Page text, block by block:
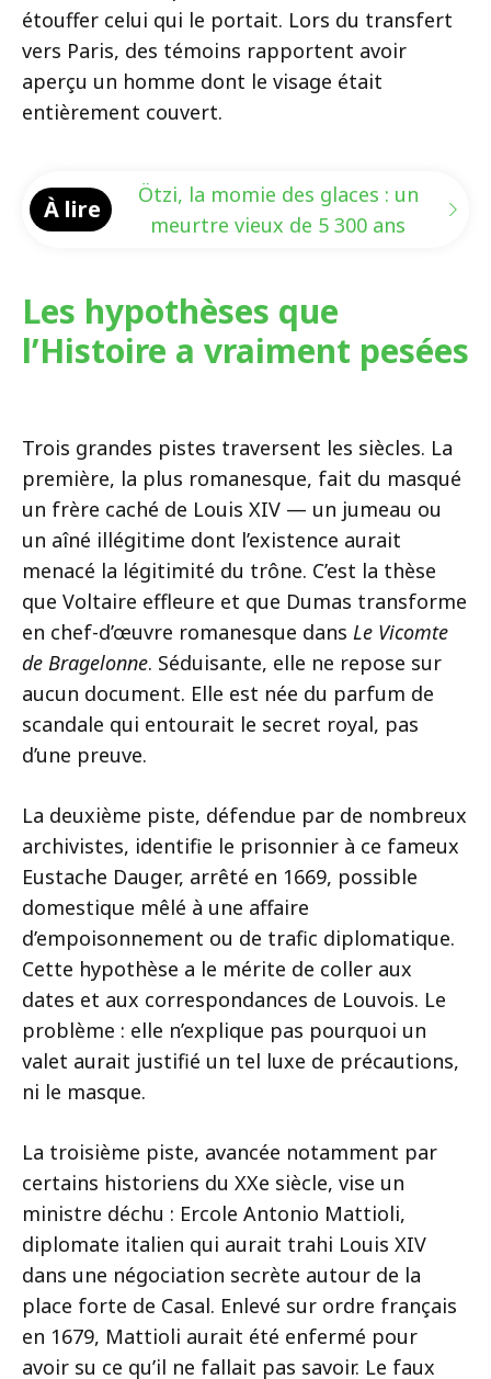
étouffer celui qui le portait. Lors du transfert
vers Paris, des témoins rapportent avoir
aperçu un homme dont le visage était
entièrement couvert.
À lire
Ötzi, la momie des glaces : un
meurtre vieux de 5 300 ans
Les hypothèses que
l’Histoire a vraiment pesées
Trois grandes pistes traversent les siècles. La
première, la plus romanesque, fait du masqué
un frère caché de Louis XIV — un jumeau ou
un aîné illégitime dont l’existence aurait
menacé la légitimité du trône. C’est la thèse
que Voltaire effleure et que Dumas transforme
en chef-d’œuvre romanesque dans Le Vicomte
de Bragelonne. Séduisante, elle ne repose sur
aucun document. Elle est née du parfum de
scandale qui entourait le secret royal, pas
d’une preuve.
La deuxième piste, défendue par de nombreux
archivistes, identifie le prisonnier à ce fameux
Eustache Dauger, arrêté en 1669, possible
domestique mêlé à une affaire
d’empoisonnement ou de trafic diplomatique.
Cette hypothèse a le mérite de coller aux
dates et aux correspondances de Louvois. Le
problème : elle n’explique pas pourquoi un
valet aurait justifié un tel luxe de précautions,
ni le masque.
La troisième piste, avancée notamment par
certains historiens du XXe siècle, vise un
ministre déchu : Ercole Antonio Mattioli,
diplomate italien qui aurait trahi Louis XIV
dans une négociation secrète autour de la
place forte de Casal. Enlevé sur ordre français
en 1679, Mattioli aurait été enfermé pour
avoir su ce qu’il ne fallait pas savoir. Le faux